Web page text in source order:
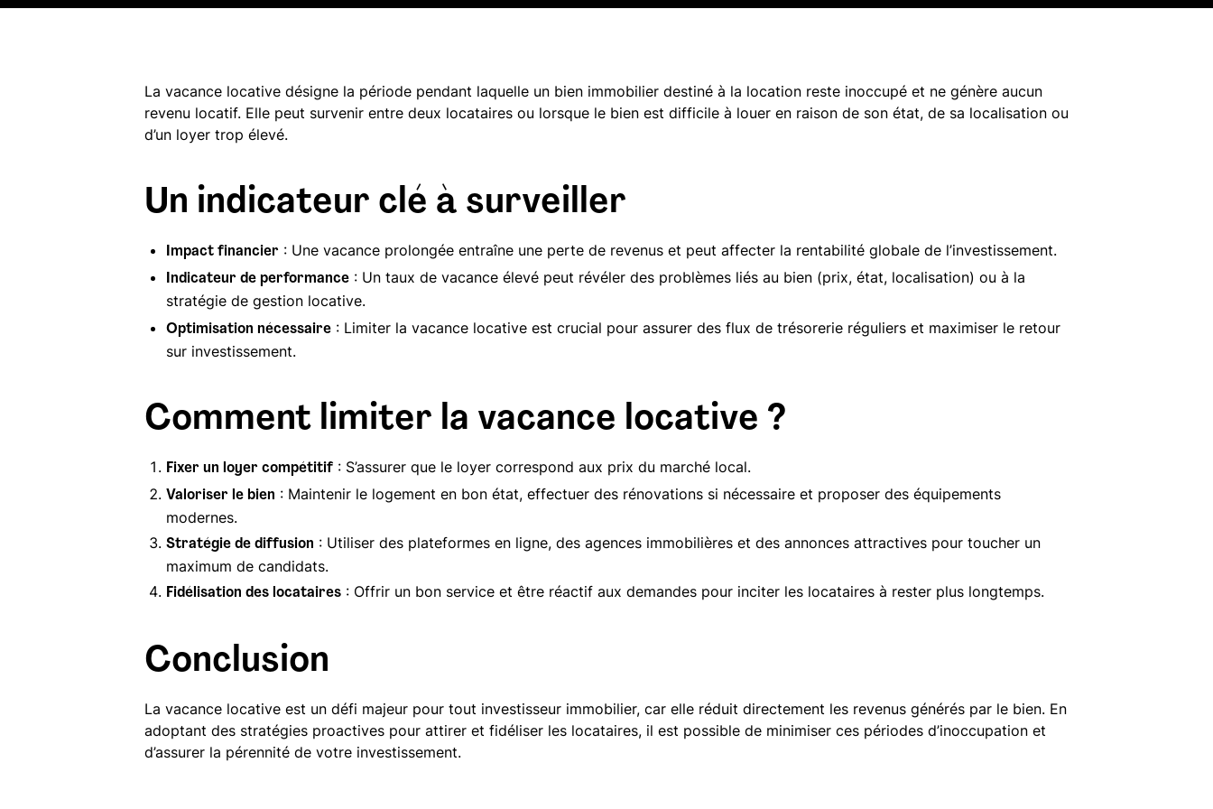
La vacance locative désigne la période pendant laquelle un bien immobilier destiné à la location reste inoccupé et ne génère aucun
revenu locatif. Elle peut survenir entre deux locataires ou lorsque le bien est difficile à louer en raison de son état, de sa localisation ou
d’un loyer trop élevé.
Un indicateur clé à surveiller
Impact financier : Une vacance prolongée entraîne une perte de revenus et peut affecter la rentabilité globale de l’investissement.
Indicateur de performance : Un taux de vacance élevé peut révéler des problèmes liés au bien (prix, état, localisation) ou à la
stratégie de gestion locative.
Optimisation nécessaire : Limiter la vacance locative est crucial pour assurer des flux de trésorerie réguliers et maximiser le retour
sur investissement.
Comment limiter la vacance locative ?
Fixer un loyer compétitif : S’assurer que le loyer correspond aux prix du marché local.
Valoriser le bien : Maintenir le logement en bon état, effectuer des rénovations si nécessaire et proposer des équipements
modernes.
Stratégie de diffusion : Utiliser des plateformes en ligne, des agences immobilières et des annonces attractives pour toucher un
maximum de candidats.
Fidélisation des locataires : Offrir un bon service et être réactif aux demandes pour inciter les locataires à rester plus longtemps.
Conclusion
La vacance locative est un défi majeur pour tout investisseur immobilier, car elle réduit directement les revenus générés par le bien. En
adoptant des stratégies proactives pour attirer et fidéliser les locataires, il est possible de minimiser ces périodes d’inoccupation et
d’assurer la pérennité de votre investissement.